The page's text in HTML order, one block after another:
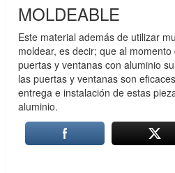
MOLDEABLE
Este material además de utilizar
moldear, es decir; que al
puertas y ventanas con aluminio
las puertas y ventanas son
entrega e instalación de estas
aluminio.